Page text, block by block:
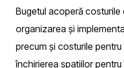
Bugetul acoperă costurile
organizarea și
precum și costurile
închirierea spațiilor